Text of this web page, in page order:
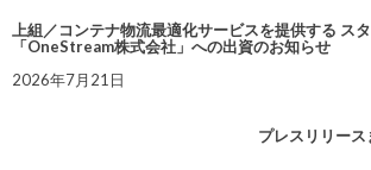
上組／コンテナ物流最適化サービスを提供する ス
「OneStream株式会社」への出資のお知らせ
2026年7月21日
プレスリリー